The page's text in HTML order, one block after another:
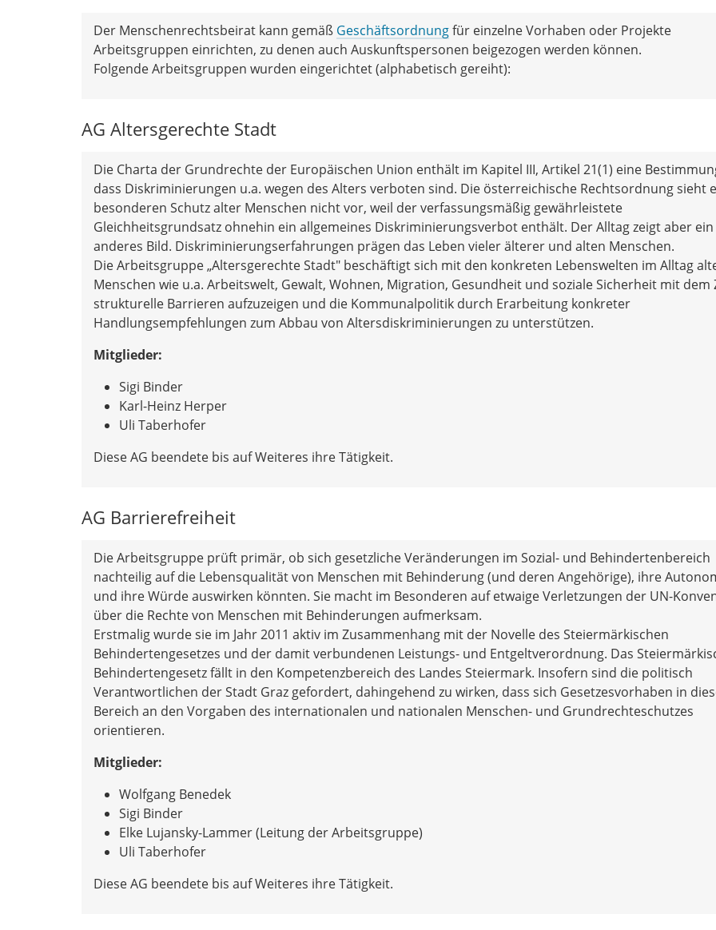
Der Menschenrechtsbeirat kann gemäß Geschäftsordnungfür einzelne Vorhaben oder Projekte
Arbeitsgruppen einrichten, zu denen auch Auskunftspersonen beigezogen werden können.
Folgende Arbeitsgruppen wurden eingerichtet (alphabetisch gereiht):
AG Altersgerechte Stadt
Die Charta der Grundrechte der Europäischen Union enthält im Kapitel III, Artikel 21(1) eine
dass Diskriminierungen u.a. wegen des Alters verboten sind. Die österreichische Rechtsordnung sieht
besonderen Schutz alter Menschen nicht vor, weil der verfassungsmäßig gewährleistete
Gleichheitsgrundsatz ohnehin ein allgemeines Diskriminierungsverbot enthält. Der Alltag zeigt aber ein
anderes Bild. Diskriminierungserfahrungen prägen das Leben vieler älterer und alten Menschen.
Die Arbeitsgruppe „Altersgerechte Stadt" beschäftigt sich mit den konkreten Lebenswelten im Alltag
Menschen wie u.a. Arbeitswelt, Gewalt, Wohnen, Migration, Gesundheit und soziale Sicherheit mit dem
strukturelle Barrieren aufzuzeigen und die Kommunalpolitik durch Erarbeitung konkreter
Handlungsempfehlungen zum Abbau von Altersdiskriminierungen zu unterstützen.
Mitglieder:
Sigi Binder
Karl-Heinz Herper
Uli Taberhofer
Diese AG beendete bis auf Weiteres ihre Tätigkeit.
AG Barrierefreiheit
Die Arbeitsgruppe prüft primär, ob sich gesetzliche Veränderungen im Sozial- und Behindertenbereich
nachteilig auf die Lebensqualität von Menschen mit Behinderung (und deren Angehörige), ihre
und ihre Würde auswirken könnten. Sie macht im Besonderen auf etwaige Verletzungen der UN-
über die Rechte von Menschen mit Behinderungen aufmerksam.
Erstmalig wurde sie im Jahr 2011 aktiv im Zusammenhang mit der Novelle des Steiermärkischen
Behindertengesetzes und der damit verbundenen Leistungs- und Entgeltverordnung. Das
Behindertengesetz fällt in den Kompetenzbereich des Landes Steiermark. Insofern sind die politisch
Verantwortlichen der Stadt Graz gefordert, dahingehend zu wirken, dass sich Gesetzesvorhaben in
Bereich an den Vorgaben des internationalen und nationalen Menschen- und Grundrechteschutzes
orientieren.
Mitglieder:
Wolfgang Benedek
Sigi Binder
Elke Lujansky-Lammer (Leitung der Arbeitsgruppe)
Uli Taberhofer
Diese AG beendete bis auf Weiteres ihre Tätigkeit.